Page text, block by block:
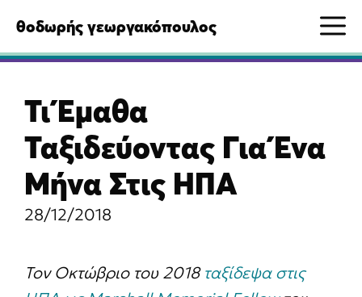
σε
περιεχόμενο
θοδωρής γεωργακόπουλος
Τι Έμαθα
Ταξιδεύοντας Για Ένα
Μήνα Στις ΗΠΑ
28/12/2018
Τον Οκτώβριο του 2018ταξίδεψα στις